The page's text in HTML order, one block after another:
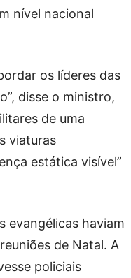
nível nacional
os líderes das
disse o ministro,
de uma
viaturas
estática visível”
evangélicas haviam
de Natal. A
policiais